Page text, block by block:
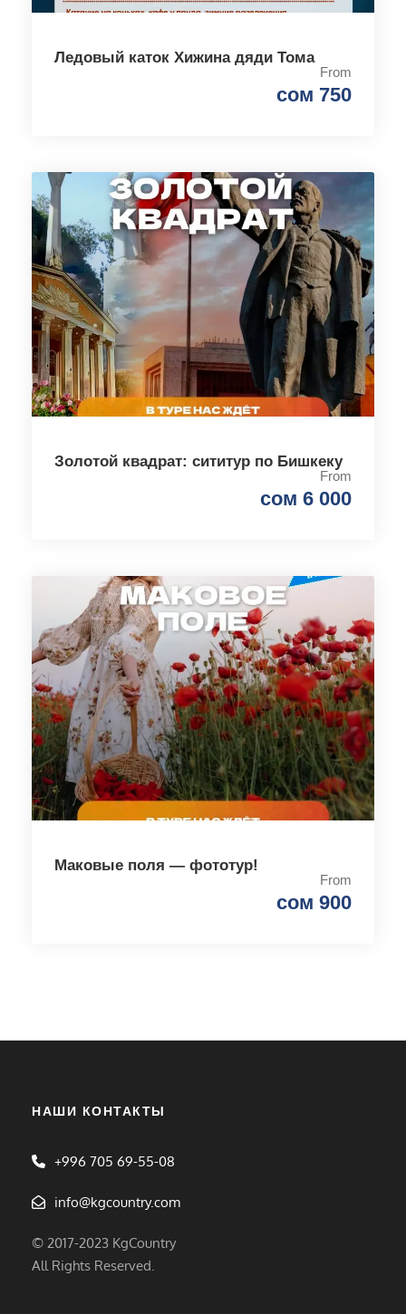
Ледовый каток Хижина дяди Тома
From
сом 750
Золотой квадрат: сититур по Бишкеку
From
сом 6 000
Маковые поля — фототур!
From
сом 900
НАШИ КОНТАКТЫ
+996 705 69-55-08
info@kgcountry.com
© 2017-2023 KgCountry
All Rights Reserved.